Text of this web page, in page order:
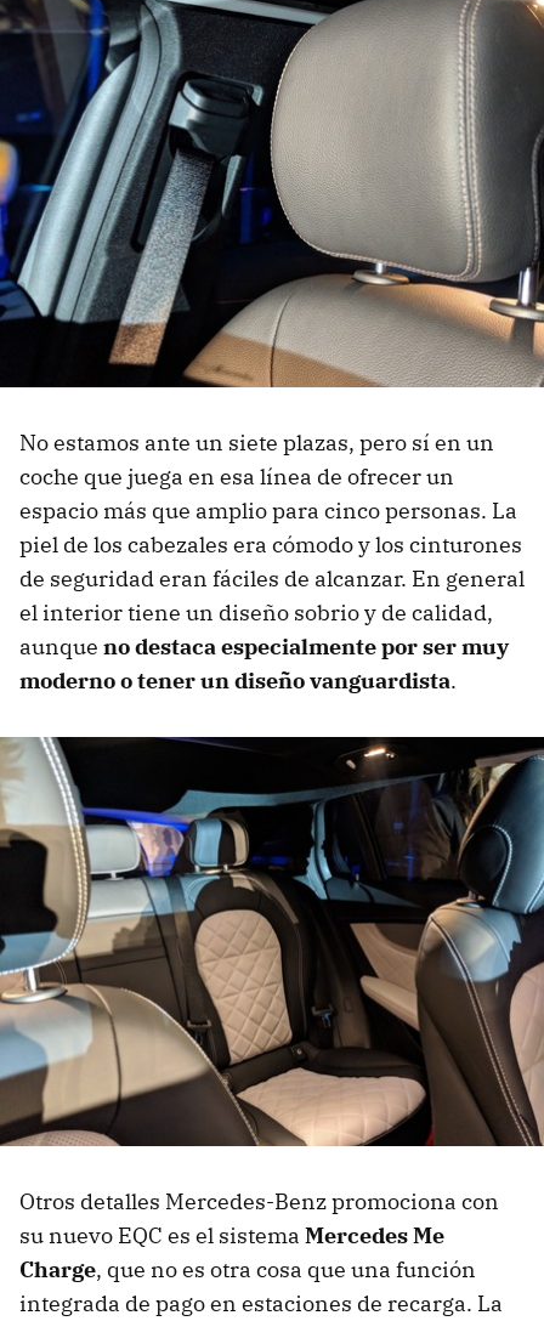
No estamos ante un siete plazas, pero sí en un
coche que juega en esa línea de ofrecer un
espacio más que amplio para cinco personas. La
piel de los cabezales era cómodo y los cinturones
de seguridad eran fáciles de alcanzar. En general
el interior tiene un diseño sobrio y de calidad,
aunque no destaca especialmente por ser muy
moderno o tener un diseño vanguardista.
Otros detalles Mercedes-Benz promociona con
su nuevo EQC es el sistema Mercedes Me
Charge, que no es otra cosa que una función
integrada de pago en estaciones de recarga. La